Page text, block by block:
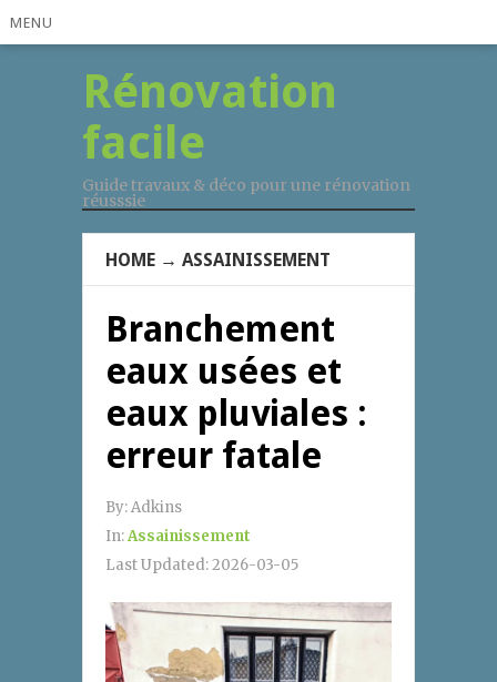
MENU
Rénovation
facile
Guide travaux & déco pour une rénovation
réusssie
HOME → ASSAINISSEMENT
Branchement
eaux usées et
eaux pluviales :
erreur fatale
By:Adkins
In:Assainissement
Last Updated:2026-03-05